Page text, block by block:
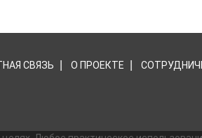
СВЯЗЬ О ПРОЕКТЕ